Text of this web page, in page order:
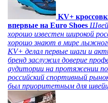
KV+
впервые на Euro Shoes
хорошо известен широкой
хорошо знают в мире
KV+ делал первые шаги и
бренд заслужил доверие
аудитории на протяжении
российский спортивный
был приоритетным для